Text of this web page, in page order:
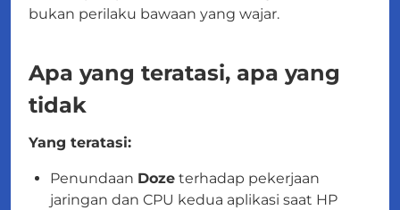
bukan perilaku bawaan yang wajar.
Apa yang teratasi, apa yang
tidak
Yang teratasi:
Penundaan Doze terhadap pekerjaan
jaringan dan CPU kedua aplikasi saat HP